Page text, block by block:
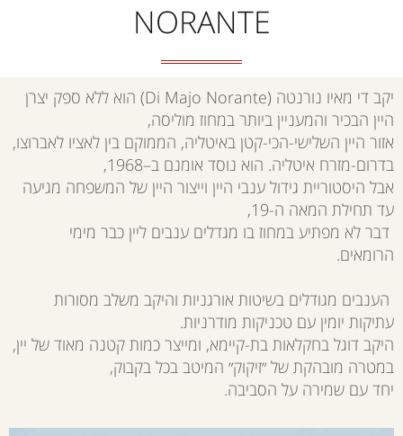
NORANTE
יקב די מאיו נורנטה (Di Majo Norante) הוא ללא ספק יצרן
היין הבכיר והמעניין ביותר במחוז מוליסה,
אזור היין השלישי-הכי-קטן באיטליה, הממוקם בין לאציו לאברוצו,
בדרום-מזרח איטליה. הוא נוסד אומנם ב–1968,
אבל היסטוריית גידול ענבי היין וייצור היין של המשפחה מגיעה
עד תחילת המאה ה-19,
דבר לא מפתיע במחוז בו מגדלים ענבים ליין כבר מימי
הרומאים.
הענבים מגודלים בשיטות אורגניות והיקב משלב מסורות
עתיקות יומין עם טכניקות מודרניות.
היקב דוגל בחקלאות בת-קיימא, ומייצר כמות קטנה מאוד של יין,
במטרה מובהקת של ״זיקוק״ המיטב בכל בקבוק,
יחד עם שמירה על הסביבה.